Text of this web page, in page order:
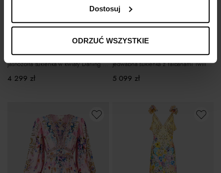
Dostosuj
ODRZUĆ WSZYSTKIE
CAMILLA
Jasnożółta sukienka w kwiaty Darling Buds
4 299 zł
CAMILLA
Jedwabna sukienka z falbanami Twilight in Iistanbul
5 099 zł